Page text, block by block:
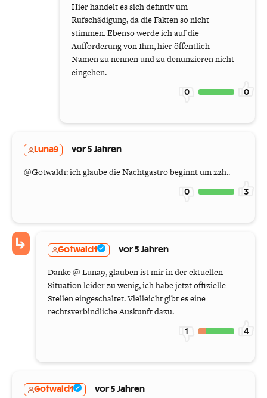
Hier handelt es sich defintiv um
Rufschädigung, da die Fakten so nicht
stimmen. Ebenso werde ich auf die
Aufforderung von Ihm, hier öffentlich
Namen zu nennen und zu denunzieren nicht
eingehen.
0 0
Luna9 vor 5 Jahren
@Gotwald1: ich glaube die Nachtgastro beginnt um 22h..
0 3
Gotwald1 vor 5 Jahren
Danke @ Luna9, glauben ist mir in der ektuellen
Situation leider zu wenig, ich habe jetzt offizielle
Stellen eingeschaltet. Vielleicht gibt es eine
rechtsverbindliche Auskunft dazu.
1 4
Gotwald1 vor 5 Jahren